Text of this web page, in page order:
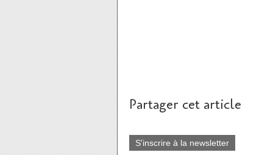
Partager cet article
S'inscrire à la newsletter